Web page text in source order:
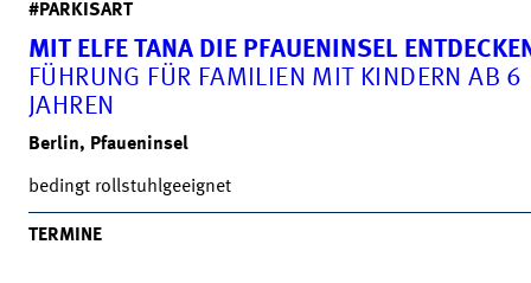
#PARKISART
MIT ELFE TANA DIE PFAUENINSEL
FÜHRUNG FÜR FAMILIEN MIT KINDERN AB 6
JAHREN
Berlin, Pfaueninsel
bedingt rollstuhlgeeignet
TERMINE